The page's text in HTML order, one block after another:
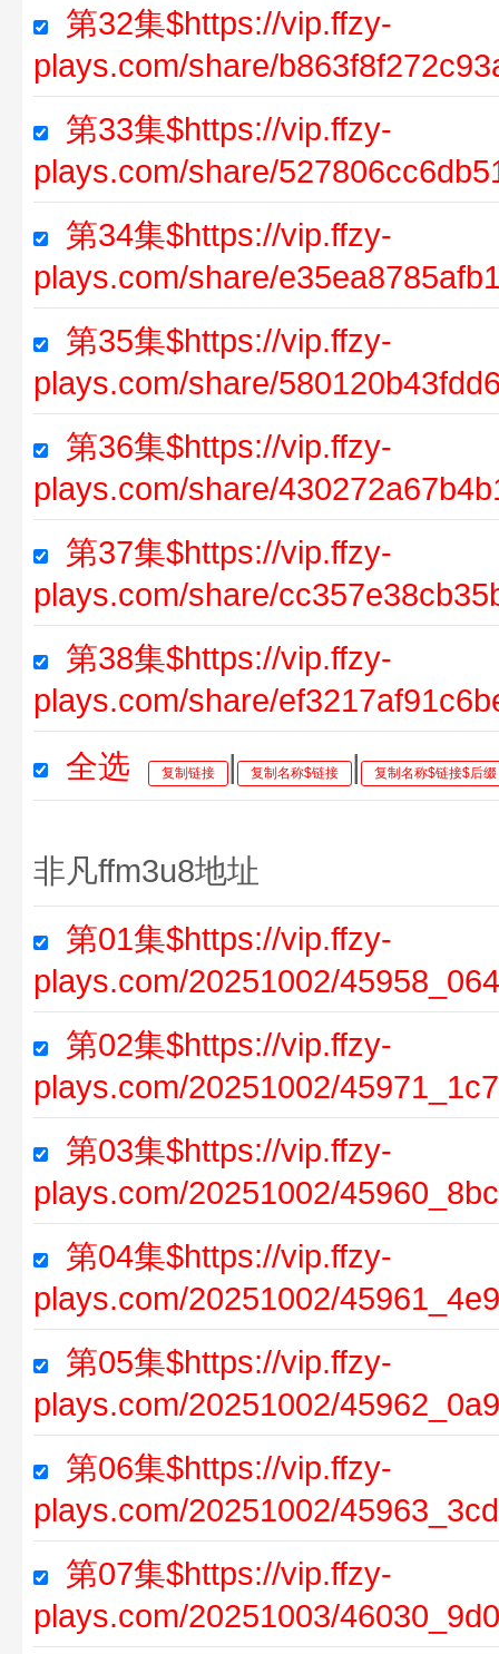
第32集$https://vip.ffzy-
plays.com/share/
第33集$https://vip.ffzy-
plays.com/share/
第34集$https://vip.ffzy-
plays.com/share/
第35集$https://vip.ffzy-
plays.com/share/
第36集$https://vip.ffzy-
plays.com/share/
第37集$https://vip.ffzy-
plays.com/share/
第38集$https://vip.ffzy-
plays.com/share/
全选
复制链接 | 复制名称$链接 | 复制名称$链接$后缀
非凡ffm3u8地址
第01集$https://vip.ffzy-
plays.com/20251002/
第02集$https://vip.ffzy-
plays.com/20251002/
第03集$https://vip.ffzy-
plays.com/20251002/
第04集$https://vip.ffzy-
plays.com/20251002/
第05集$https://vip.ffzy-
plays.com/20251002/
第06集$https://vip.ffzy-
plays.com/20251002/
第07集$https://vip.ffzy-
plays.com/20251003/